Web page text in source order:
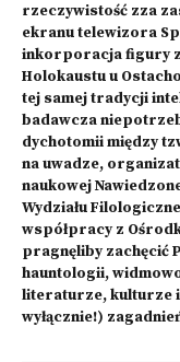
rzeczywistość zza
ekranu telewizora
inkorporacja figury
Holokaustu u
tej samej tradycji
badawcza
dychotomii między
na uwadze,
naukowej
Wydziału
współpracy z
pragnęliby zachęcić
hauntologii,
literaturze, kulturze i
wyłącznie!)